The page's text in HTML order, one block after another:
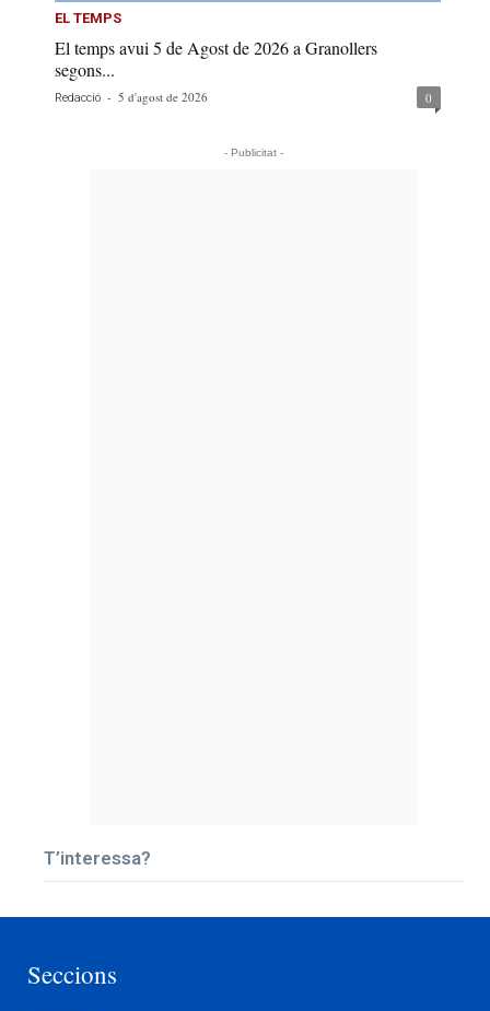
EL TEMPS
El temps avui 5 de Agost de 2026 a Granollers
segons...
Redacció - 5 d'agost de 2026 0
- Publicitat -
T’interessa?
Seccions